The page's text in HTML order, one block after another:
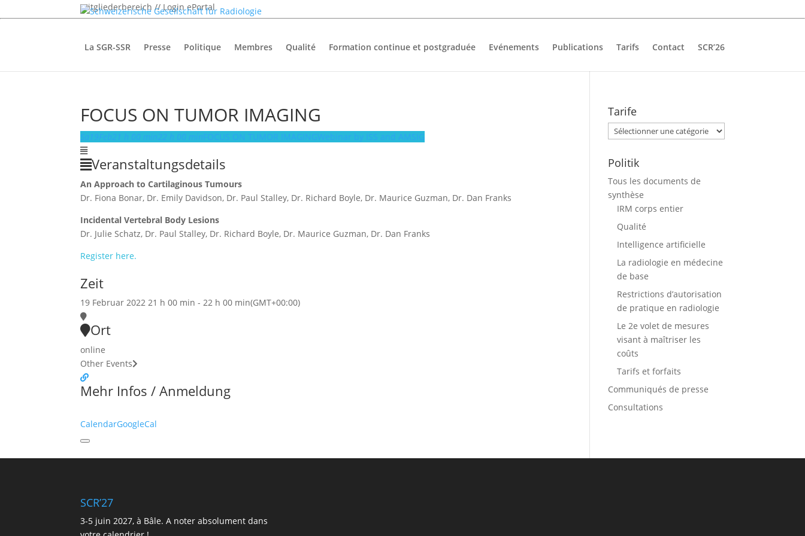
Mitgliederbereich // Login ePortal
La SGR-SSR Presse Politique Membres Qualité Formation continue et postgraduée Evénements Publications Tarifs Contact SCR’26
FOCUS ON TUMOR IMAGING
Sa 19Feb21 h 00 min22 h 00 minFOCUS ON TUMOR IMAGINGWebinar by ISS and AMSIG
Veranstaltungsdetails
An Approach to Cartilaginous Tumours
Dr. Fiona Bonar, Dr. Emily Davidson, Dr. Paul Stalley, Dr. Richard Boyle, Dr. Maurice Guzman, Dr. Dan Franks
Incidental Vertebral Body Lesions
Dr. Julie Schatz, Dr. Paul Stalley, Dr. Richard Boyle, Dr. Maurice Guzman, Dr. Dan Franks
Register here.
Zeit
19 Februar 2022 21 h 00 min -22 h 00 min(GMT+00:00)
Ort
online
Other Events
Mehr Infos / Anmeldung
CalendarGoogleCal
Tarife
Tarife
Politik
Tous les documents de
synthèse
IRM corps entier
Qualité
Intelligence artificielle
La radiologie en médecine
de base
Restrictions d’autorisation
de pratique en radiologie
Le 2e volet de mesures
visant à maîtriser les
coûts
Tarifs et forfaits
Communiqués de presse
Consultations
SCR’27
3-5 juin 2027, à Bâle. A noter absolument dans